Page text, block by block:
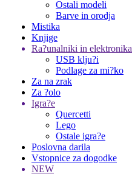
Ostali modeli
Barve in orodja
Mistika
Knjige
Ra?unalniki in elektronika
USB klju?i
Podlage za mi?ko
Za na zrak
Za ?olo
Igra?e
Quercetti
Lego
Ostale igra?e
Poslovna darila
Vstopnice za dogodke
NEW